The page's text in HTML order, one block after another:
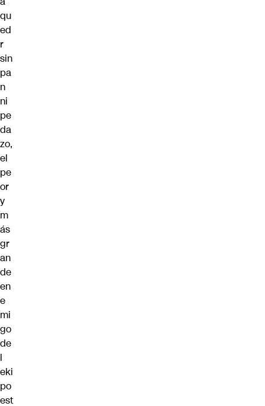
qu
ed
r
sin
pa
n
ni
pe
da
zo,
el
pe
or
y
m
ás
gr
an
de
en
e
mi
go
de
l
eki
po
est